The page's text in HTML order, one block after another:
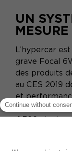
UN
MESURE
L’hypercar
grave Focal
des produits
au CES 2019
et
4.320vient
puissance à
l’architecture